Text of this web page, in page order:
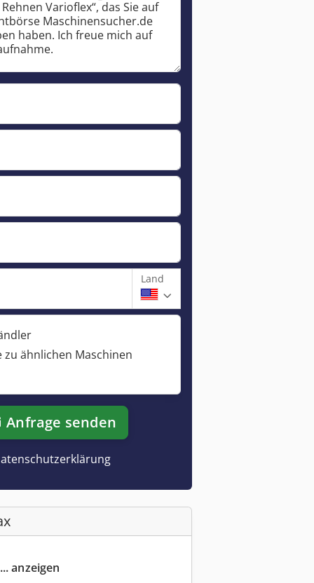
Land
zu ähnlichen Maschinen
Anfrage senden
anzeigen